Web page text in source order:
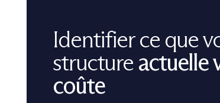
Identifier ce que
structure actuelle
coûte